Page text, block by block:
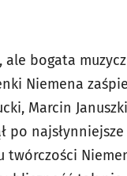
ale bogata
Niemena
Marcin
po